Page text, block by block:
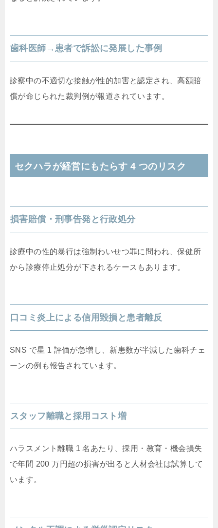
歯科医師→患者で訴訟に発展した事例
診察中の不適切な接触が性的加害と認定され、高額賠
償が命じられた裁判例が報道されています。
セクハラが経営にもたらす 4 つのリスク
損害賠償・刑事告発と行政処分
診療中の性的暴行は強制わいせつ罪に問われ、保健所
から診療停止処分が下されるケースもあります。
口コミ炎上による信用毀損と患者離反
SNS で星 1 評価が急増し、新患数が半減した歯科チェ
ーンの例も報告されています。
スタッフ離職と採用コスト増
ハラスメント離職 1 名あたり、採用・教育・機会損失
で年間 200 万円超の損害が出ると人材会社は試算して
います。